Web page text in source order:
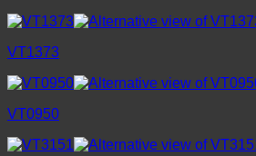
VT1373
VT0950